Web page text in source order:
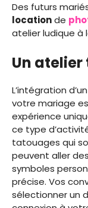
Des futurs
locationde
atelier ludique à
Un
L’intégration
votre mariage
expérience
ce type
tatouages qui
peuvent aller des
symboles
précise. Vos
sélectionner un